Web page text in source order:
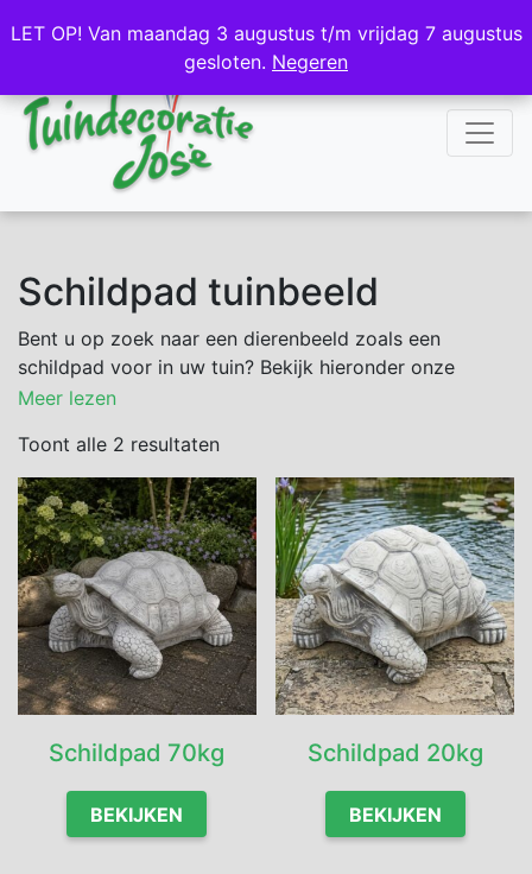
NL DE
Schildpad tuinbeeld
Bent u op zoek naar een dierenbeeld zoals een
schildpad voor in uw tuin? Bekijk hieronder onze
betonnen schildpad als tuinbeeld.
Meer lezen
Toont alle 2 resultaten
Schildpad 70kg
BEKIJKEN
Schildpad 20kg
BEKIJKEN
LET OP! Van maandag 3 augustus t/m vrijdag 7 augustus
gesloten. Negeren
LET OP! Van maandag 3 augustus t/m vrijdag 7 augustus
gesloten. Negeren